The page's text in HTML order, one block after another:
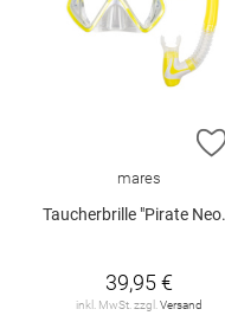
mares
Taucherbrille "Pirate Neon Combo"
39,95 €
inkl. MwSt. zzgl.Versand